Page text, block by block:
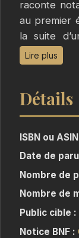
raconte
au premier
la suite
l’Écosse à
encore,
va être
Lire plus
Détails
ISBN ou
Date de
Nombre de
Nombre de
Public cible :
Notice BNF :